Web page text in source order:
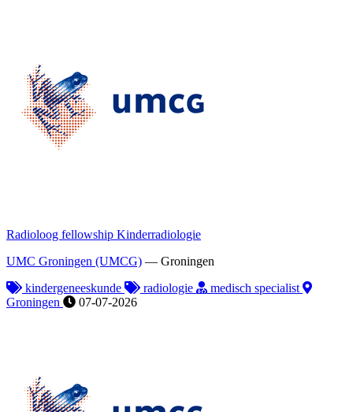
Radioloog fellowship Kinderradiologie
UMC Groningen (UMCG) — Groningen
kindergeneeskunde
radiologie
medisch specialist
Groningen
07-07-2026